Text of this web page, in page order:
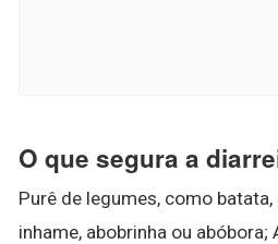
O que segura a
Purê de legumes, como
inhame, abobrinha ou